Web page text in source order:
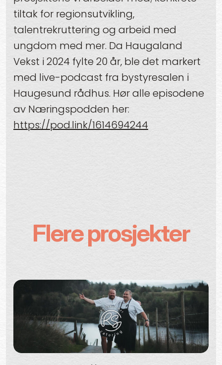
tiltak for regionsutvikling,
talentrekruttering og arbeid med
ungdom med mer. Da Haugaland
Vekst i 2024 fylte 20 år, ble det markert
med live-podcast fra bystyresalen i
Haugesund rådhus. Hør alle episodene
av Næringspodden her:
https://pod.link/1614694244
Flere prosjekter